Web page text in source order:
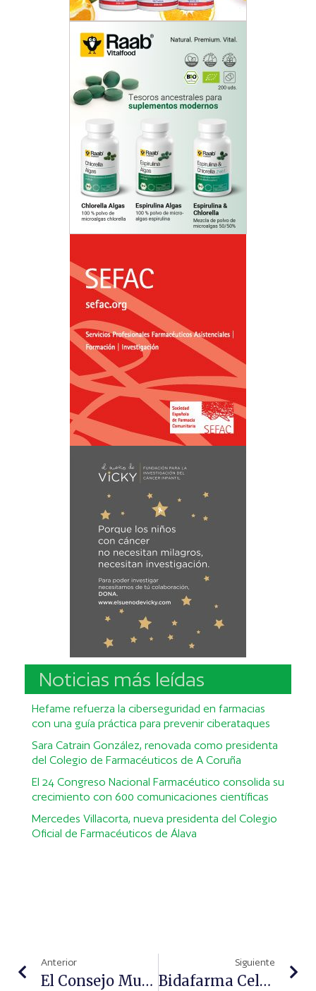
Noticias más leídas
Hefame refuerza la ciberseguridad en farmacias
con una guía práctica para prevenir ciberataques
Sara Catrain González, renovada como presidenta
del Colegio de Farmacéuticos de A Coruña
El 24 Congreso Nacional Farmacéutico consolida su
crecimiento con 600 comunicaciones científicas
Mercedes Villacorta, nueva presidenta del Colegio
Oficial de Farmacéuticos de Álava
Anterior
El Consejo Mundial De Farmacia (WPC) Destaca La Labor De Los Farmacéuticos Comunitarios Españoles En La Pandemia
Siguiente
Bidafarma Celebra Su I Jornada Online De Dermofarmacia